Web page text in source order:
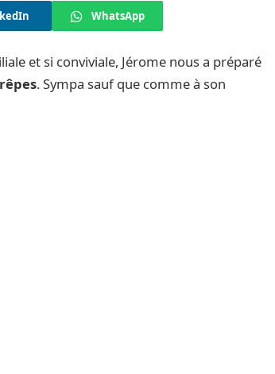
WhatsApp
et si conviviale, Jérome nous a préparé
. Sympa sauf que comme à son